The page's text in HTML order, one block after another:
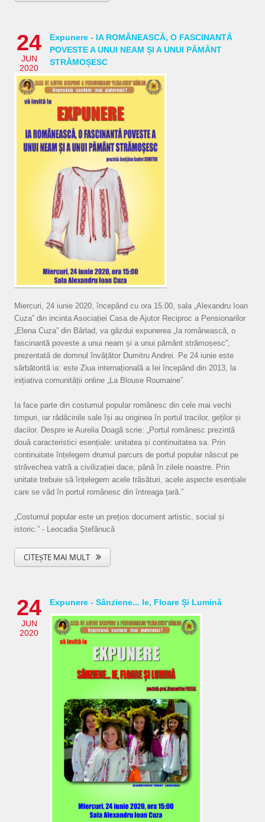
24
JUN
2020
Expunere - IA ROMÂNEASCĂ, O FASCINANTĂ
POVESTE A UNUI NEAM ȘI A UNUI PĂMÂNT
STRĂMOȘESC
Miercuri, 24 iunie 2020, începând cu ora 15.00, sala „Alexandru Ioan
Cuza” din incinta Asociației Casa de Ajutor Reciproc a Pensionarilor
„Elena Cuza” din Bârlad, va găzdui expunerea „Ia românească, o
fascinantă poveste a unui neam și a unui pământ strămoșesc”,
prezentată de domnul învățător Dumitru Andrei. Pe 24 iunie este
sărbătorită ia: este Ziua internațională a Iei începând din 2013, la
inițiativa comunității online „La Blouse Roumaine”.
Ia face parte din costumul popular românesc din cele mai vechi
timpuri, iar rădăcinile sale își au originea în portul tracilor, geților și
dacilor. Despre ie Aurelia Doagă scrie: „Portul românesc prezintă
două caracteristici esențiale: unitatea și continuitatea sa. Prin
continuitate înțelegem drumul parcurs de portul popular născut pe
străvechea vatră a civilizației dace, până în zilele noastre. Prin
unitate trebuie să înțelegem acele trăsături, acele aspecte esențiale
care se văd în portul românesc din întreaga țară.”
„Costumul popular este un prețios document artistic, social și
istoric.” - Leocadia Ștefănucă
CITEȘTE MAI MULT
24
JUN
2020
Expunere - Sânziene... Ie, Floare Și Lumină